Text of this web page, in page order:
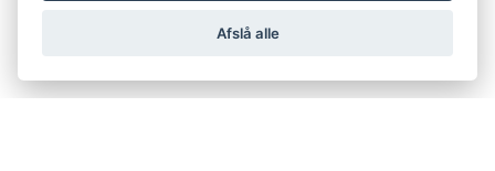
Afslå alle